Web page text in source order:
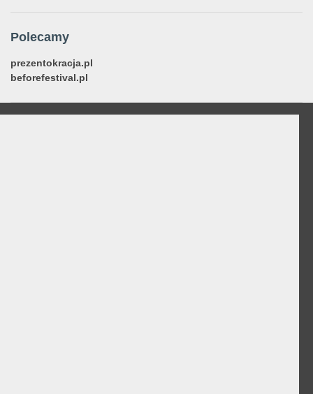
Polecamy
prezentokracja.pl
beforefestival.pl